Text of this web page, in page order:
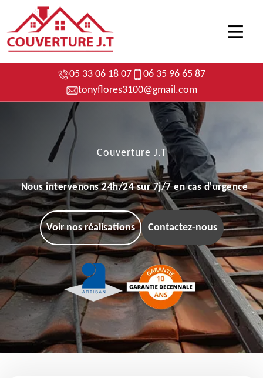
05 33 06 18 07
06 35 96 65 87
tonyflores3100@gmail.com
Couverture J.T
Nous intervenons 24h/24 sur 7j/7 en cas d'urgence
Voir nos réalisations Contactez-nous